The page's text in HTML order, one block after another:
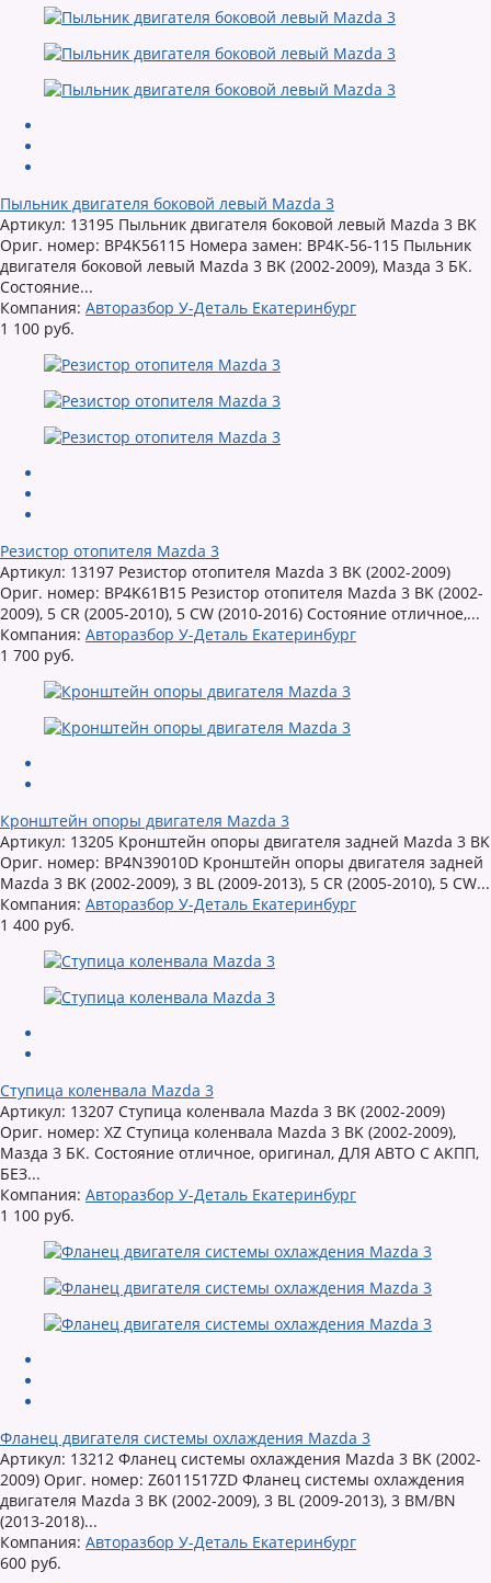
Пыльник двигателя боковой левый Mazda 3
Артикул: 13195 Пыльник двигателя боковой левый Mazda 3 BK
Ориг. номер: BP4K56115 Номера замен: BP4K-56-115 Пыльник
двигателя боковой левый Mazda 3 BK (2002-2009), Мазда 3 БК.
Состояние...
Компания: Авторазбор У-Деталь Екатеринбург
1 100 руб.
Резистор отопителя Mazda 3
Артикул: 13197 Резистор отопителя Mazda 3 BK (2002-2009)
Ориг. номер: BP4K61B15 Резистор отопителя Mazda 3 BK (2002-
2009), 5 CR (2005-2010), 5 CW (2010-2016) Состояние отличное,...
Компания: Авторазбор У-Деталь Екатеринбург
1 700 руб.
Кронштейн опоры двигателя Mazda 3
Артикул: 13205 Кронштейн опоры двигателя задней Mazda 3 BK
Ориг. номер: BP4N39010D Кронштейн опоры двигателя задней
Mazda 3 BK (2002-2009), 3 BL (2009-2013), 5 CR (2005-2010), 5 CW...
Компания: Авторазбор У-Деталь Екатеринбург
1 400 руб.
Ступица коленвала Mazda 3
Артикул: 13207 Ступица коленвала Mazda 3 BK (2002-2009)
Ориг. номер: XZ Ступица коленвала Mazda 3 BK (2002-2009),
Мазда 3 БК. Состояние отличное, оригинал, ДЛЯ АВТО С АКПП,
БЕЗ...
Компания: Авторазбор У-Деталь Екатеринбург
1 100 руб.
Фланец двигателя системы охлаждения Mazda 3
Артикул: 13212 Фланец системы охлаждения Mazda 3 BK (2002-
2009) Ориг. номер: Z6011517ZD Фланец системы охлаждения
двигателя Mazda 3 BK (2002-2009), 3 BL (2009-2013), 3 BM/BN
(2013-2018)...
Компания: Авторазбор У-Деталь Екатеринбург
600 руб.